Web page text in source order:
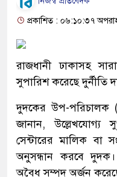
প্রকাশিত : ০৬:১০:৩৭
রাজধানী ঢাকাসহ
সুপারিশ করেছে
দুদকের উপ-পরিচালক
জানান, উল্লেখযোগ্য
সেন্টারের মালিক বা
অনুসন্ধান করবে দুদক।
অবৈধ সম্পদ অর্জন